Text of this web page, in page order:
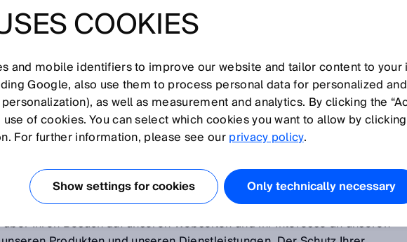
DER
SIAONLINE
Ihren Besuch auf unseren Webseiten und Ihr Interesse an unseren
COOKIES
and mobile identifiers to improve our website and tailor content to
Google, also use them to process personal data for personalized
as well as measurement and analytics. By clicking the
of cookies. You can select which cookies you want to allow by
For further information, please see ourprivacy policy.
Show settings for cookies Only technically necessary